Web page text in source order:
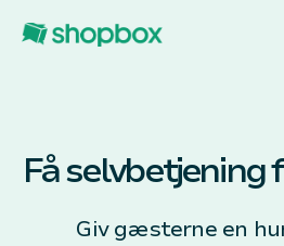
Få selvbetjening
Giv gæsterne en